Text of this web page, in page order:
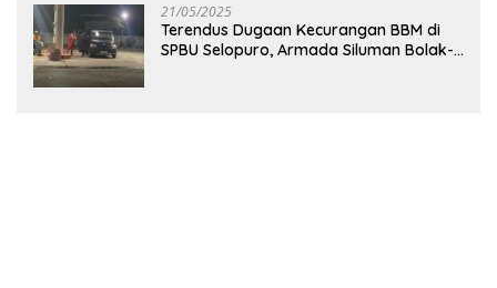
21/05/2025
Terendus Dugaan Kecurangan BBM di
SPBU Selopuro, Armada Siluman Bolak-